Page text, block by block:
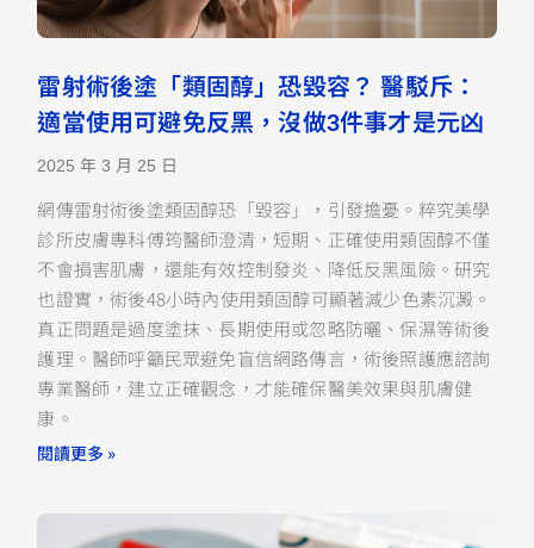
雷射術後塗「類固醇」恐毀容？ 醫駁斥：
適當使用可避免反黑，沒做3件事才是元凶
2025 年 3 月 25 日
網傳雷射術後塗類固醇恐「毀容」，引發擔憂。粹究美學
診所皮膚專科傅筠醫師澄清，短期、正確使用類固醇不僅
不會損害肌膚，還能有效控制發炎、降低反黑風險。研究
也證實，術後48小時內使用類固醇可顯著減少色素沉澱。
真正問題是過度塗抹、長期使用或忽略防曬、保濕等術後
護理。醫師呼籲民眾避免盲信網路傳言，術後照護應諮詢
專業醫師，建立正確觀念，才能確保醫美效果與肌膚健
康。
閱讀更多 »